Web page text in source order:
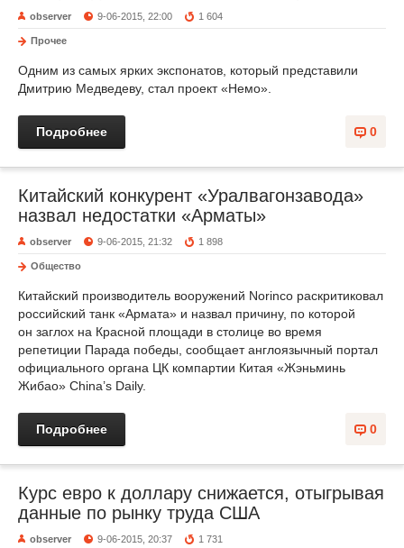
observer 9-06-2015, 22:00 1 604
Прочее
Одним из самых ярких экспонатов, который представили
Дмитрию Медведеву, стал проект «Немо».
0
Подробнее
Китайский конкурент «Уралвагонзавода»
назвал недостатки «Арматы»
observer 9-06-2015, 21:32 1 898
Общество
Китайский производитель вооружений Norinco раскритиковал
российский танк «Армата» и назвал причину, по которой
он заглох на Красной площади в столице во время
репетиции Парада победы, сообщает англоязычный портал
официального органа ЦК компартии Китая «Жэньминь
Жибао» China’s Daily.
0
Подробнее
Курс евро к доллару снижается, отыгрывая
данные по рынку труда США
observer 9-06-2015, 20:37 1 731